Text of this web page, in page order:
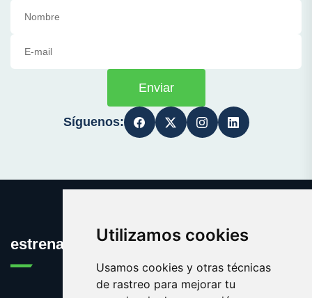
Utilizamos cookies
Usamos cookies y otras técnicas
de rastreo para mejorar tu
Enviar
Síguenos:
estrena.es